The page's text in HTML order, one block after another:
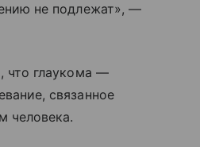
не подлежат», —
что глаукома —
связанное
человека.